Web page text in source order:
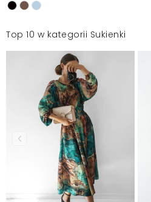
Top 10 w kategorii Sukienki